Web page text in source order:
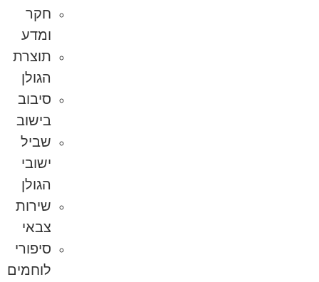
חקר
ומדע
תוצרת
הגולן
סיבוב
בישוב
שביל
ישובי
הגולן
שירות
צבאי
סיפורי
לוחמים